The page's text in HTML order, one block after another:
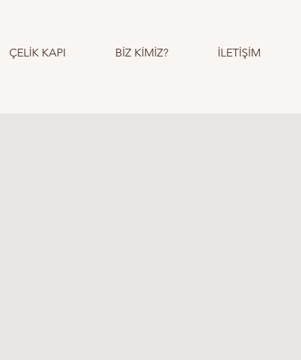
ÇELİK KAPI BİZ KİMİZ? İLETİŞİM